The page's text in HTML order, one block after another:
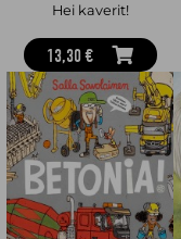
Hei kaverit!
13,30 €